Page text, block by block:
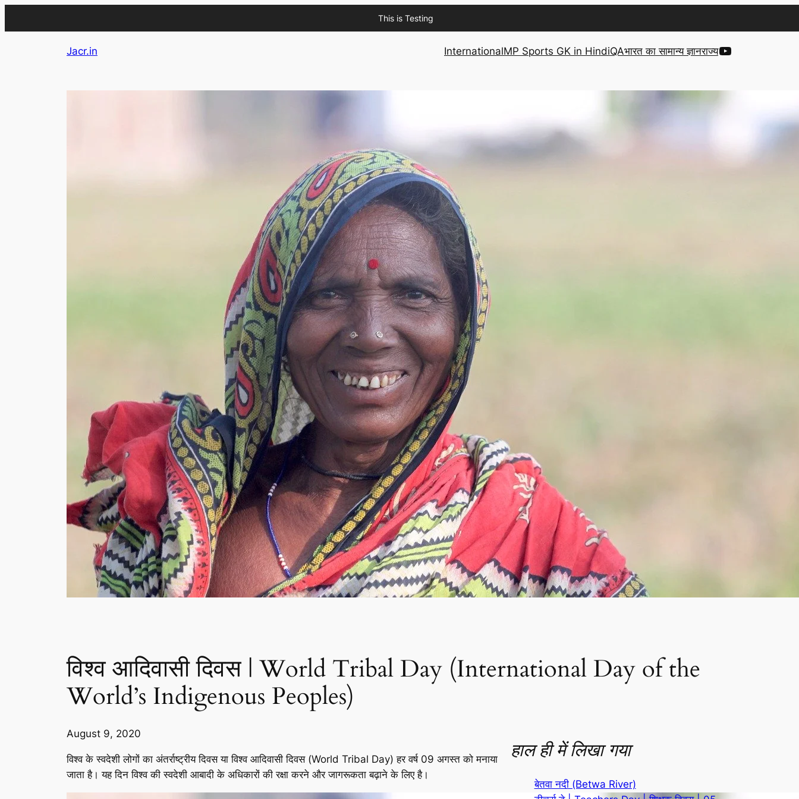
This is Testing
Jacr.in InternationalMP Sports GK in HindiQAभारत का सामान्य ज्ञानराज्यYouTube
विश्व आदिवासी दिवस | World Tribal Day (International Day of the
World’s Indigenous Peoples)
August 9, 2020
विश्व के स्वदेशी लोगों का अंतर्राष्ट्रीय दिवस या विश्व आदिवासी दिवस (World Tribal Day) हर वर्ष 09 अगस्त को मनाया
जाता है। यह दिन विश्व की स्वदेशी आबादी के अधिकारों की रक्षा करने और जागरूकता बढ़ाने के लिए है।
हाल ही में लिखा गया
बेतवा नदी (Betwa River)